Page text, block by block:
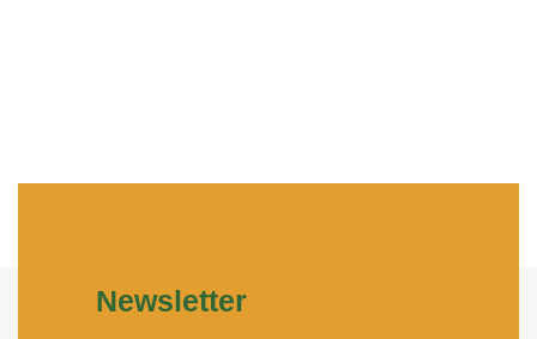
Newsletter